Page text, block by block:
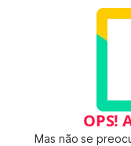
OPS!
Mas não se